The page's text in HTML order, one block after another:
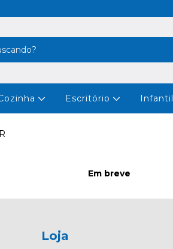
Escritório Infantil
Em breve
Loja